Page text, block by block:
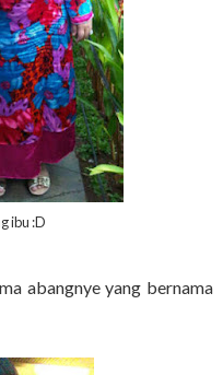
ibu :D
abangnye yang bernama